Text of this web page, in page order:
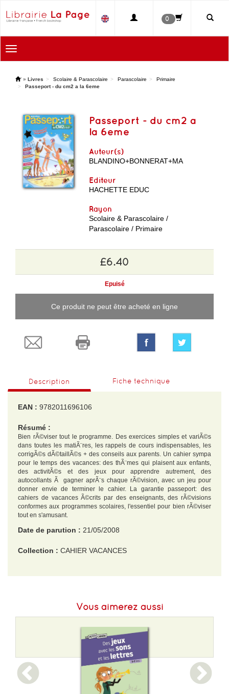
0
Toggle
navigation
' » Livres Scolaire & Parascolaire Parascolaire
Primaire
Passeport - du cm2 a la 6eme
Passeport - du cm2 a
la 6eme
Auteur(s)
BLANDINO+BONNERAT+MA
Editeur
HACHETTE EDUC
Rayon
Scolaire & Parascolaire /
Parascolaire / Primaire
£6.40
Epuisé
Ce produit ne peut être acheté en ligne
Description Fiche technique
EAN : 9782011696106
Résumé :
Bien rÃ©viser tout le programme. Des exercices simples et variÃ©s
dans toutes les matiÃ¨res, les rappels de cours indispensables, les
corrigÃ©s dÃ©taillÃ©s + des conseils aux parents. Un cahier sympa
pour le temps des vacances: des thÃ¨mes qui plaisent aux enfants,
des activitÃ©s et des jeux pour apprendre autrement, des
autocollants Ã gagner aprÃ¨s chaque rÃ©vision, avec un jeu pour
donner envie de terminer le cahier. La garantie passeport: des
cahiers de vacances Ã©crits par des enseignants, des rÃ©visions
conformes aux programmes scolaires, l'essentiel pour bien rÃ©viser
tout en s'amusant.
Date de parution : 21/05/2008
Collection : CAHIER VACANCES
Vous aimerez aussi